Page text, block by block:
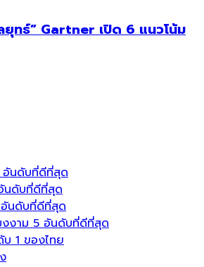
ยุทธ์” Gartner เปิด 6 แนวโน้ม
อันดับที่ดีที่สุด
นดับที่ดีที่สุด
อันดับที่ดีที่สุด
งงาม 5 อันดับที่ดีที่สุด
บ 1 ของไทย